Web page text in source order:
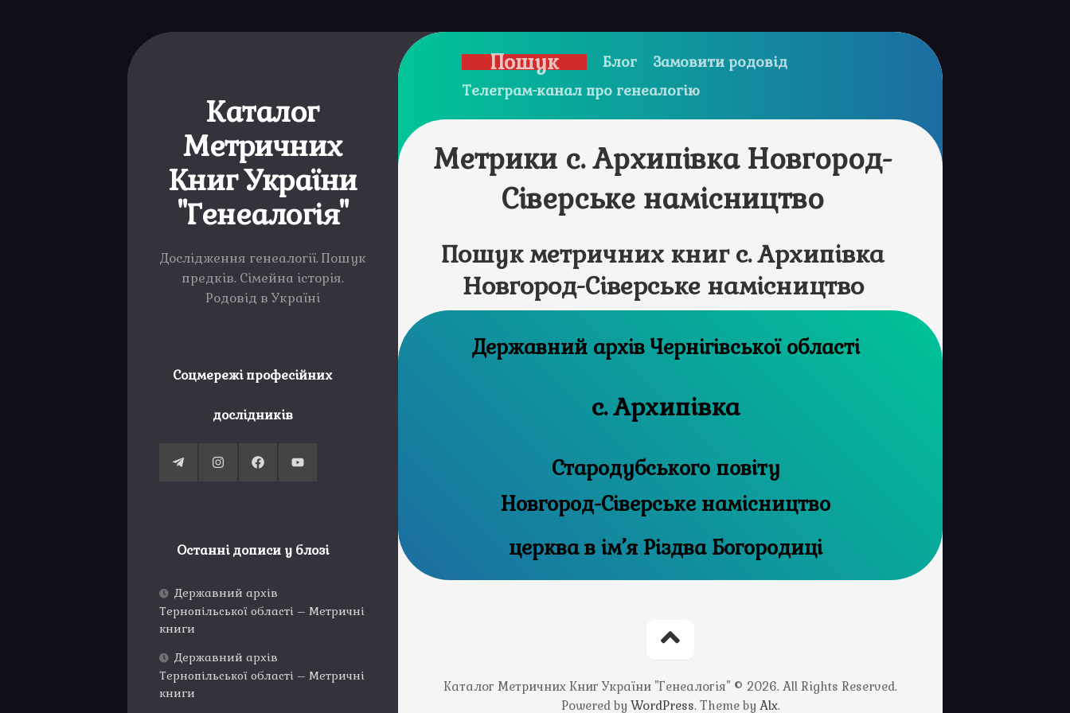
Каталог
Метричних
Книг України
"Генеалогія"
Дослідження генеалогії. Пошук
предків. Сімейна історія.
Родовід в Україні
Соцмережі професійних
дослідників
Останні дописи у блозі
Державний архів
Тернопільської області – Метричні
книги
Державний архів
Тернопільської області – Метричні
книги
Пошук Блог
Замовити родовід
Телеграм-канал про генеалогію
Метрики с. Архипівка Новгород-
Сіверське намісництво
Пошук метричних книг с. Архипівка
Новгород-Сіверське намісництво
Державний архів Чернігівської області
с. Архипівка
Стародубського повіту
Новгород-Сіверське намісництво
церква в ім’я Різдва Богородиці
Каталог Метричних Книг України "Генеалогія" © 2026. All Rights Reserved.
Powered by WordPress. Theme by Alx.